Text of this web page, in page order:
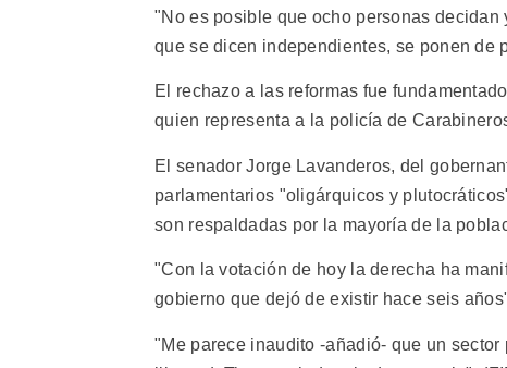
"No es posible que ocho personas
que se dicen independientes, se ponen de
El rechazo a las reformas fue
quien representa a la policía de
El senador Jorge Lavanderos, del
parlamentarios "oligárquicos y
son respaldadas por la mayoría de la
"Con la votación de hoy la derecha ha
gobierno que dejó de existir hace seis
"Me parece inaudito -añadió- que un